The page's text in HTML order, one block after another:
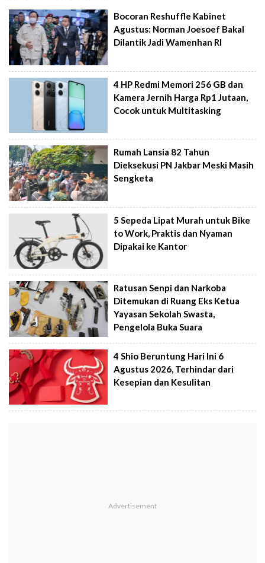
Bocoran Reshuffle Kabinet
Agustus: Norman Joesoef Bakal
Dilantik Jadi Wamenhan RI
4 HP Redmi Memori 256 GB dan
Kamera Jernih Harga Rp1 Jutaan,
Cocok untuk Multitasking
Rumah Lansia 82 Tahun
Dieksekusi PN Jakbar Meski Masih
Sengketa
5 Sepeda Lipat Murah untuk Bike
to Work, Praktis dan Nyaman
Dipakai ke Kantor
Ratusan Senpi dan Narkoba
Ditemukan di Ruang Eks Ketua
Yayasan Sekolah Swasta,
Pengelola Buka Suara
4 Shio Beruntung Hari Ini 6
Agustus 2026, Terhindar dari
Kesepian dan Kesulitan